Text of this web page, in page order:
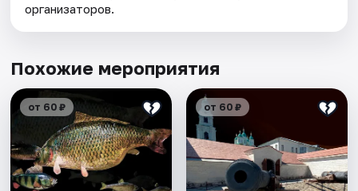
организаторов.
Похожие мероприятия
от 60 ₽ от 60 ₽